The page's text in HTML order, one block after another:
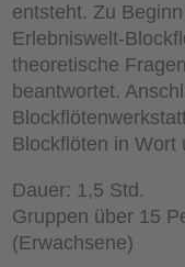
entsteht. Zu
Erlebniswelt-
theoretische
beantwortet.
Blockflöten in Wort
Dauer: 1,5 Std.
Gruppen über 15
(Erwachsene)